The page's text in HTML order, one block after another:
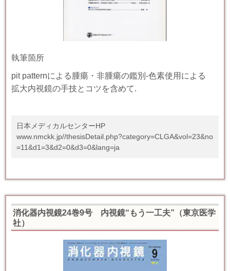
執筆箇所
pit patternによる腫瘍・非腫瘍の鑑別 -色素使用による
拡大内視鏡の手技とコツを含めて.
日本メディカルセンターHP
www.nmckk.jp//thesisDetail.php?category=CLGA&vol=23&no
=11&d1=3&d2=0&d3=0&lang=ja
消化器内視鏡24巻9号 内視鏡“もう一工夫” （東京医学
社）